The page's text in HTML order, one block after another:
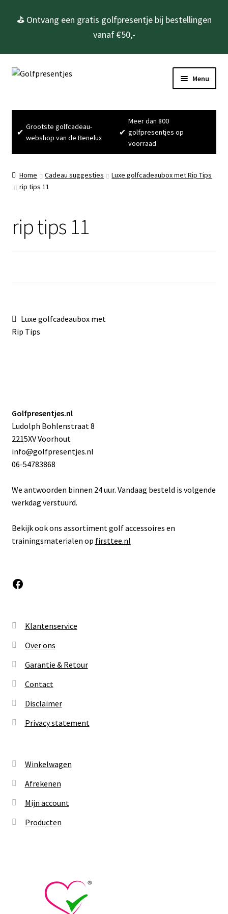
⛳ Ontvang een gratis golfpresentje bij bestellingen
vanaf €50,-
Ga
navigatie
Ga
inhoud
Menu
Golfcadeau’s
Golfbenodigdheden
Gadgets
Sale
✔
Grootste golfcadeau-
webshop van de Benelux
✔
Meer dan 800
golfpresentjes op
voorraad
Home Cadeau suggesties
Luxe golfcadeaubox met Rip Tips
rip tips 11
rip tips 11
Bericht
navigatie
Vorig
bericht:
Luxe golfcadeaubox met
Rip Tips
Golfpresentjes.nl
Ludolph Bohlenstraat 8
2215XV Voorhout
info@golfpresentjes.nl
06-54783868
We antwoorden binnen 24 uur. Vandaag besteld is volgende
werkdag verstuurd.
Bekijk ook ons assortiment golf accessoires en
trainingsmaterialen op firsttee.nl
Facebook
Klantenservice
Over ons
Garantie & Retour
Contact
Disclaimer
Privacy statement
Winkelwagen
Afrekenen
Mijn account
Producten